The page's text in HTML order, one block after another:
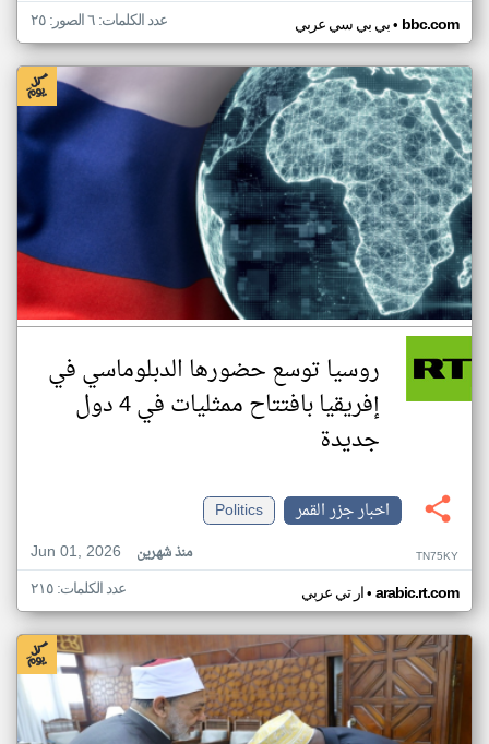
بي بي سي عربي• bbc.com عدد الكلمات: ٦ الصور: ٢٥
روسيا توسع حضورها الدبلوماسي في
إفريقيا بافتتاح ممثليات في 4 دول
جديدة
اخبار جزر القمر
Politics
Jun 01, 2026
منذ شهرين TN75KY
ار تي عربي• arabic.rt.com عدد الكلمات: ٢١٥